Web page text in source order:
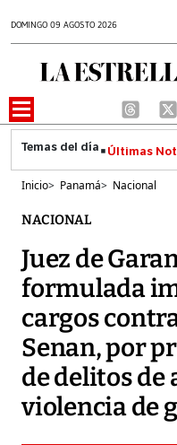
DOMINGO 09 AGOSTO 2026
Últimas
Inicio> Panamá> Nacional
NACIONAL
Juez de
formulada
cargos
Senan, por
de delitos de
violencia de